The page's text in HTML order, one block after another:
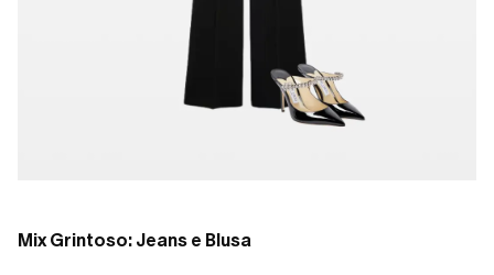
Mix Grintoso: Jeans e Blusa